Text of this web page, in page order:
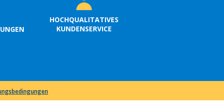
HOCHQUALITATIVES
KUNDENSERVICE